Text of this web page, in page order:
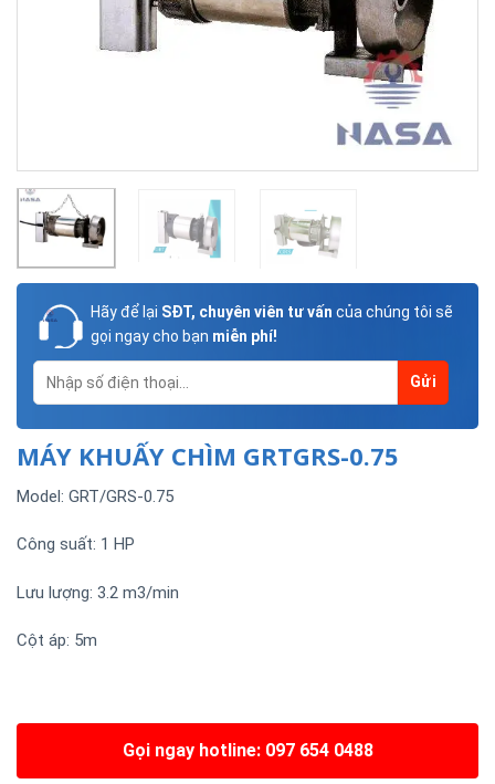
Hãy để lại SĐT, chuyên viên tư vấn của chúng tôi sẽ
gọi ngay cho bạn miễn phí!
MÁY KHUẤY CHÌM GRTGRS-0.75
Model: GRT/GRS-0.75
Công suất: 1 HP
Lưu lượng: 3.2 m3/min
Cột áp: 5m
Gọi ngay hotline: 097 654 0488